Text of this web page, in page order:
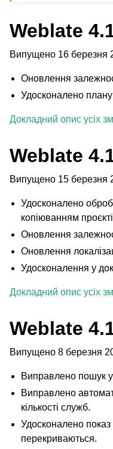
Weblate
Випущено 16 березня
Оновлення
Удосконалено
Докладний опис усіх
Weblate
Випущено 15 березня
Удосконалено
копіюванням
Оновлення
Оновлення
Удосконалення у
Докладний опис усіх
Weblate
Випущено 8 березня
Виправлено пошук у
Виправлено
кількості служб.
Удосконалено показ
перекриваються.